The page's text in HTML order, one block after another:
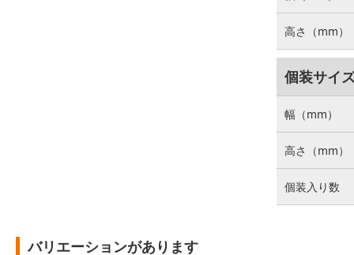
高さ（mm）
個装サイ
幅（mm）
高さ（mm）
個装入り数
バリエーションがあります